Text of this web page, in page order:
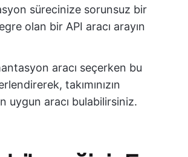
sürecinize sorunsuz bir
olan bir API aracı arayın
aracı seçerken bu
takımınızın
uygun aracı bulabilirsiniz.